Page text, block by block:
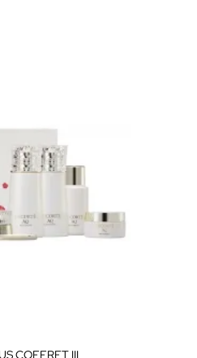
COFFRET III